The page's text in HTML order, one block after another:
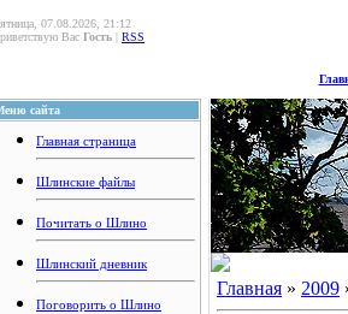
07.08.2026, 21:12
Вас Гость | RSS
сайта
Главная страница
Шлинские файлы
Почитать о Шлино
Шлинский дневник
Поговорить о Шлино
Главная » 2009